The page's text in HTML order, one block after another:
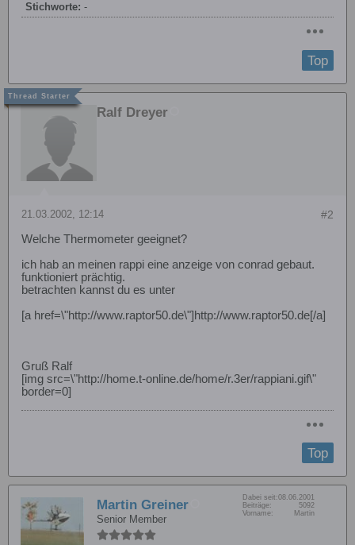
Stichworte: -
Top
Ralf Dreyer
#2
21.03.2002, 12:14
Welche Thermometer geeignet?
ich hab an meinen rappi eine anzeige von conrad gebaut.
funktioniert prächtig.
betrachten kannst du es unter
[a href=\"http://www.raptor50.de\"]http://www.raptor50.de[/a]
Gruß Ralf
[img src=\"http://home.t-online.de/home/r.3er/rappiani.gif\"
border=0]
Top
Martin Greiner
Senior Member
Dabei seit:08.06.2001
Beiträge:
5092
Vorname:
Martin